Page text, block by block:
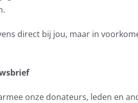
direct bij jou, maar in
onze donateurs, leden en